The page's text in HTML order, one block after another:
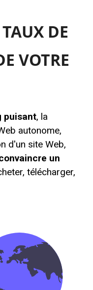
DE
VOTRE
puisant, la
autonome,
d'un site Web,
un
télécharger,